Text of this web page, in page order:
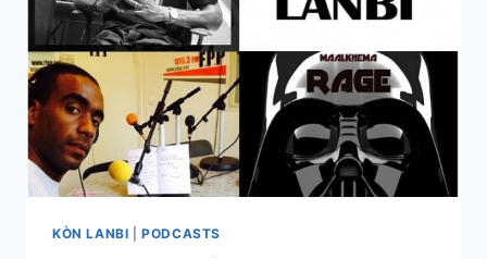
KÒN LANBI |PODCASTS